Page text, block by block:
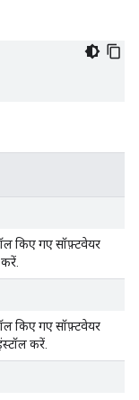
किए गए सॉफ़्टवेयर
किए गए सॉफ़्टवेयर
करें.